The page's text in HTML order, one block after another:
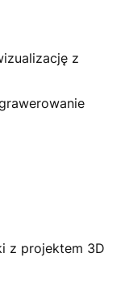
z
z projektem 3D